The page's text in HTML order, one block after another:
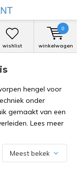
wishlist winkelwagen
0
hengel voor
onder
gemaakt van een
Lees meer